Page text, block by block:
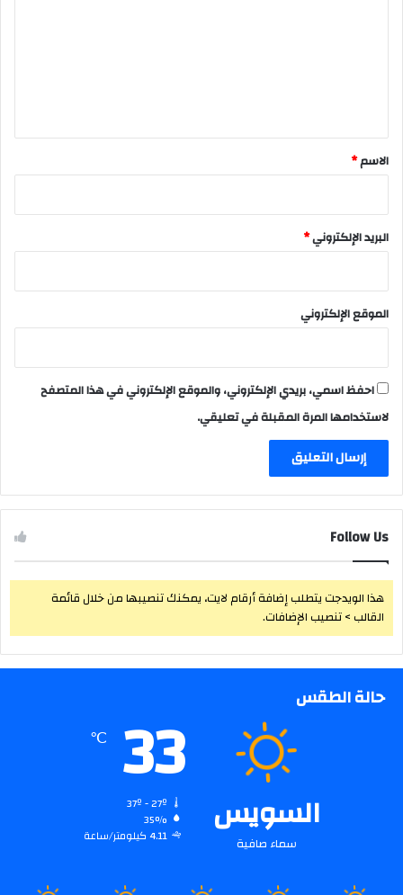
*
الاسم*
البريد الإلكتروني*
الموقع الإلكتروني
احفظ اسمي، بريدي الإلكتروني، والموقع الإلكتروني في هذا المتصفح
لاستخدامها المرة المقبلة في تعليقي.
Follow Us
هذا الويدجت يتطلب إضافة أرقام لايت، يمكنك تنصيبها من خلال قائمة
القالب > تنصيب الإضافات.
حالة الطقس
السويس
سماء صافية
33
℃
35%
4.11 كيلومتر/ساعة